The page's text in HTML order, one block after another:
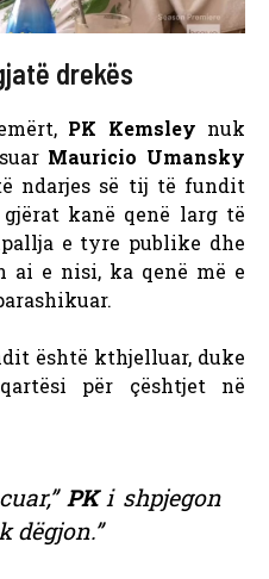
drekës
PK Kemsley nuk
Mauricio Umansky
ndarjes së tij të fundit
kanë qenë larg të
e tyre publike dhe
ai e nisi, ka qenë më e
është kthjelluar, duke
për çështjet në
PKi shpjegon
dëgjon.”